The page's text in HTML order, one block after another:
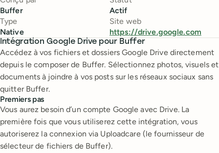
Buffer
Actif
Type
Native
Site web
https://drive.google.com
Intégration Google Drive pour Buffer
Accédez à vos fichiers et dossiers Google Drive directement
depuis le composer de Buffer. Sélectionnez photos, visuels et
documents à joindre à vos posts sur les réseaux sociaux sans
quitter Buffer.
Premiers pas
Vous aurez besoin d’un compte Google avec Drive. La
première fois que vous utiliserez cette intégration, vous
autoriserez la connexion via Uploadcare (le fournisseur de
sélecteur de fichiers de Buffer).